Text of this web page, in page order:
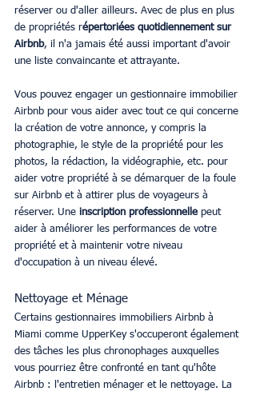
réserver ou d'aller ailleurs. Avec de plus en plus
de propriétés répertoriées quotidiennement sur
Airbnb, il n'a jamais été aussi important d'avoir
une liste convaincante et attrayante.
Vous pouvez engager un gestionnaire immobilier
Airbnb pour vous aider avec tout ce qui concerne
la création de votre annonce, y compris la
photographie, le style de la propriété pour les
photos, la rédaction, la vidéographie, etc. pour
aider votre propriété à se démarquer de la foule
sur Airbnb et à attirer plus de voyageurs à
réserver. Une inscription professionnelle peut
aider à améliorer les performances de votre
propriété et à maintenir votre niveau
d'occupation à un niveau élevé.
Nettoyage et Ménage
Certains gestionnaires immobiliers Airbnb à
Miami comme UpperKey s'occuperont également
des tâches les plus chronophages auxquelles
vous pourriez être confronté en tant qu'hôte
Airbnb : l'entretien ménager et le nettoyage. La